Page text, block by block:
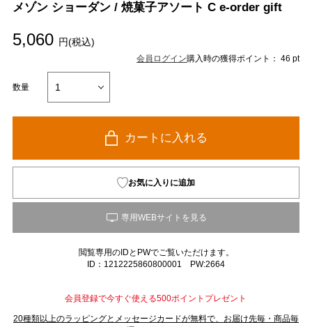
メゾン ショーダン / 焼菓子アソート C e-order gift
5,060 円(税込)
会員ログイン購入時の獲得ポイント： 46 pt
数量
カートに入れる
お気に入りに追加
閲覧専用のIDとPWでご覧いただけます。
ID：1212225860800001 PW:2664
会員登録で今すぐ使える500ポイントプレゼント
20種類以上のラッピングとメッセージカードが無料で、お届け先毎・商品毎